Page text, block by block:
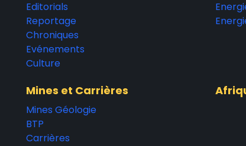
Editorials
Reportage
Chroniques
Evénements
Culture
Mines et Carrières
Mines Géologie
BTP
Carrières